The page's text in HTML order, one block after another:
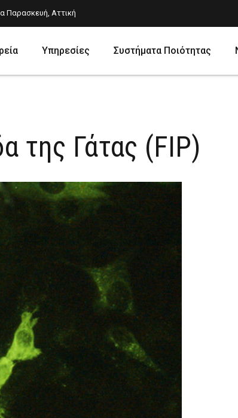
Παρασκευή, Αττική
Υπηρεσίες
Ανοσολογία
Ενδοκρινολογία
Κλινική Χημεία
Κυτταρολογία
Συστήματα Ποιότητας
της Γάτας (FIP)